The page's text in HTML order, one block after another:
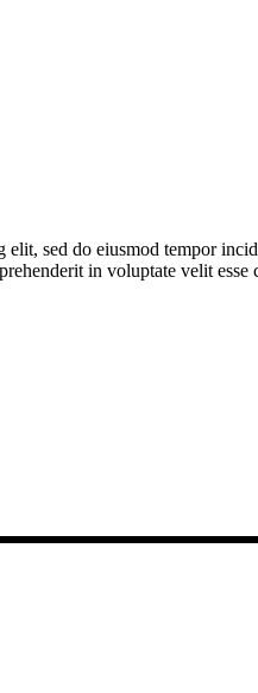
sed do eiusmod tempor
in voluptate velit